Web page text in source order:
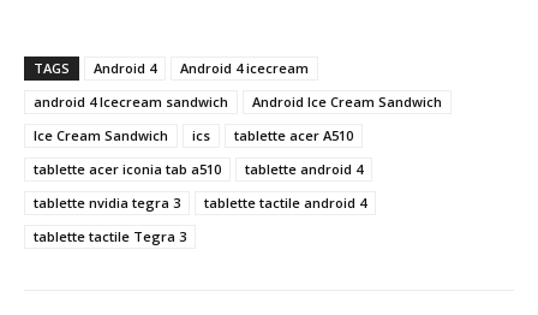
TAGS Android 4
Android 4 icecream
android 4 Icecream sandwich
Android Ice Cream Sandwich
Ice Cream Sandwich
ics
tablette acer A510
tablette acer iconia tab a510
tablette android 4
tablette nvidia tegra 3
tablette tactile android 4
tablette tactile Tegra 3